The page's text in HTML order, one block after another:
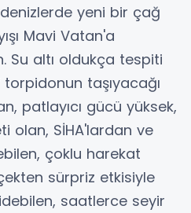
yeni bir çağ
Mavi Vatan'a
Su altı oldukça tespiti
taşıyacağı
patlayıcı gücü yüksek,
olan, SİHA'lardan ve
çoklu harekat
sürpriz etkisiyle
saatlerce seyir